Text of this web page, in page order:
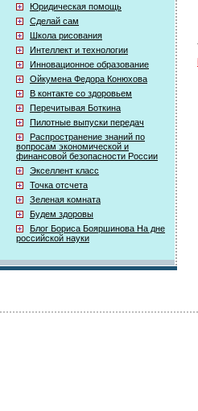
Юридическая помощь
Сделай сам
Школа рисования
Интеллект и технологии
Инновационное образование
Ойкумена Федора Конюхова
В контакте со здоровьем
Перечитывая Боткина
Пилотные выпуски передач
Распространение знаний по
вопросам экономической и
финансовой безопасности России
Экселлент класс
Точка отсчета
Зеленая комната
Будем здоровы
Блог Бориса Бояршинова На дне
российской науки